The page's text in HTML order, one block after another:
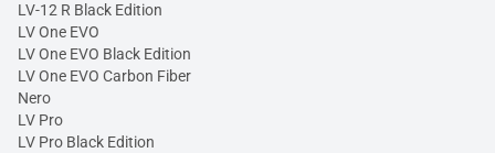
LV-12 R Black Edition
LV One EVO
LV One EVO Black Edition
LV One EVO Carbon Fiber
Nero
LV Pro
LV Pro Black Edition